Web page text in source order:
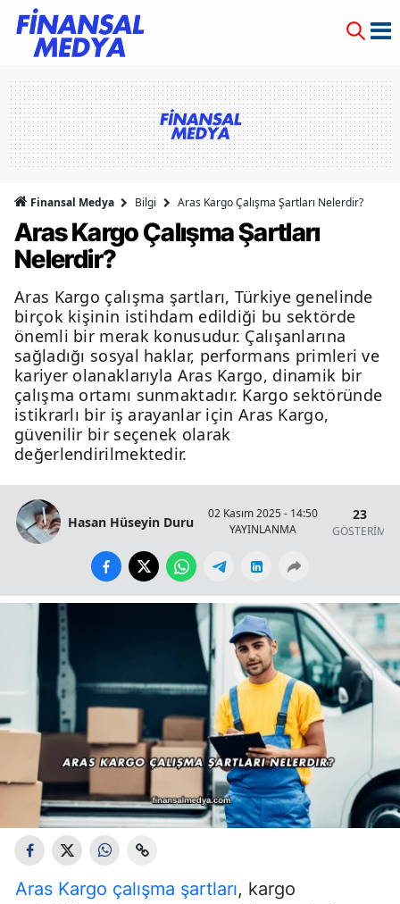
Finansal Medya Bilgi Aras Kargo Çalışma Şartları Nelerdir?
Aras Kargo Çalışma Şartları
Nelerdir?
Aras Kargo çalışma şartları, Türkiye genelinde
birçok kişinin istihdam edildiği bu sektörde
önemli bir merak konusudur. Çalışanlarına
sağladığı sosyal haklar, performans primleri ve
kariyer olanaklarıyla Aras Kargo, dinamik bir
çalışma ortamı sunmaktadır. Kargo sektöründe
istikrarlı bir iş arayanlar için Aras Kargo,
güvenilir bir seçenek olarak
değerlendirilmektedir.
Hasan Hüseyin Duru
02 Kasım 2025 - 14:50
YAYINLANMA
23
GÖSTERİM
Aras Kargo çalışma şartları, kargo